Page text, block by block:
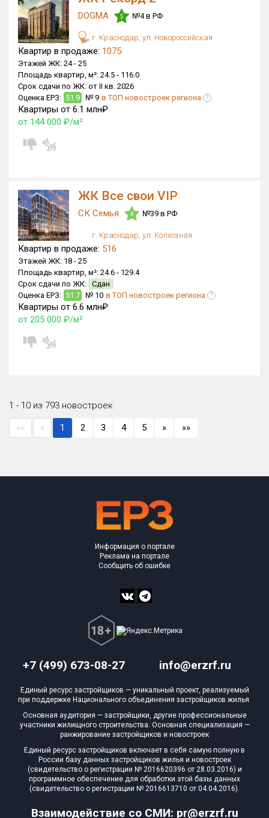
DOGMA 5 №4 в РФ
г. Краснодар, ул. Новороссийская
Квартир в продаже: 1075
Этажей ЖК: 24 - 25
Площадь квартир, м²: 24.5 - 116.0
Срок сдачи по ЖК: от II кв. 2026
Оценка ЕРЗ: 51.9 № 9 в ТОП новостроек региона ?
Квартиры от 6.1 млн₽
от 144 000 ₽/м²
ЖК Все свои VIP
СК Семья 4 №39 в РФ
г. Краснодар, ул. Колхозная
Квартир в продаже: 516
Этажей ЖК: 18 - 25
Площадь квартир, м²: 24.6 - 129.4
Срок сдачи по ЖК: Сдан
Оценка ЕРЗ: 51.7 № 10 в ТОП новостроек региона ?
Квартиры от 6.6 млн₽
от 205 000 ₽/м²
1 - 10 из 793 новостроек
«« « 1 2 3 4 5 » »»
+7 (499) 673-08-27 info@erzrf.ru
Взаимодействие со СМИ: pr@erzrf.ru
Информация о портале
Реклама на портале
Сообщить об ошибке
Единый ресурс застройщиков — уникальный проект, реализуемый
при поддержке Национального объединения застройщиков жилья.
Основная аудитория — застройщики, другие профессиональные
участники жилищного строительства. Основная специализация —
ранжирование застройщиков и новостроек
Единый ресурс застройщиков включает в себя самую полную в
России базу данных застройщиков жилья и новостроек
(свидетельство о регистрации № 2016620396 от 28.03.2016) и
программное обеспечение для обработки этой базы данных
(свидетельство о регистрации № 2016613710 от 04.04.2016).